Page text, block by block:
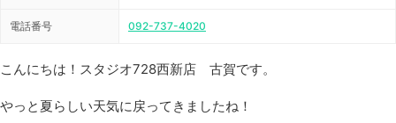
電話番号 092-737-4020
こんにちは！スタジオ728西新店 古賀です。
やっと夏らしい天気に戻ってきましたね！